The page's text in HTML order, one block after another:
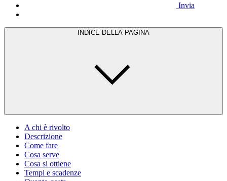
Invia
INDICE DELLA PAGINA
A chi è rivolto
Descrizione
Come fare
Cosa serve
Cosa si ottiene
Tempi e scadenze